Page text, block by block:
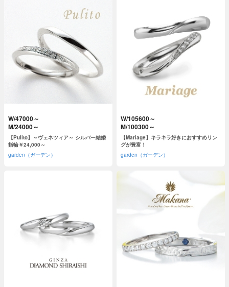
W/47000～
M/24000～
【Pulito】～ヴェネツィア～ シルバー結婚
指輪￥24,000～
garden（ガーデン）
W/105600～
M/100300～
【Mariage】キラキラ好きにおすすめリン
グが豊富！
garden（ガーデン）